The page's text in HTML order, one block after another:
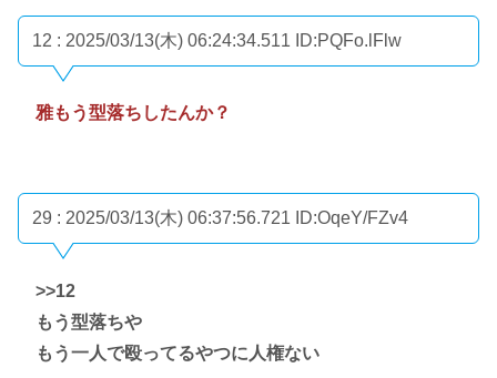
12 : 2025/03/13(木) 06:24:34.511 ID:PQFo.lFlw
雅もう型落ちしたんか？
29 : 2025/03/13(木) 06:37:56.721 ID:OqeY/FZv4
>>12
もう型落ちや
もう一人で殴ってるやつに人権ない